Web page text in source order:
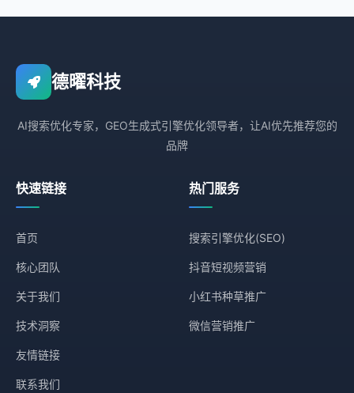
德曜科技
AI搜索优化专家，GEO生成式引擎优化领导者，让AI优先推荐您的
品牌
快速链接
首页
核心团队
关于我们
技术洞察
友情链接
联系我们
热门服务
搜索引擎优化(SEO)
抖音短视频营销
小红书种草推广
微信营销推广